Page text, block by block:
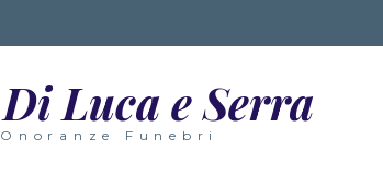
Di Luca e Serra
Onoranze Funebri